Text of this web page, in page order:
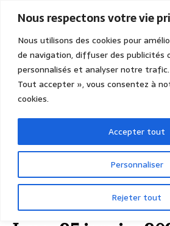
Nous respectons votre vie
Nous utilisons des cookies pour
de navigation, diffuser des publicités
personnalisés et analyser notre
Tout accepter », vous consentez à
cookies.
Personnaliser
Rejeter tout
Accepter tout
JANVIER